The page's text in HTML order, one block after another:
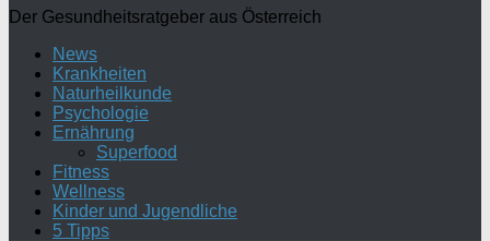
Der Gesundheitsratgeber aus Österreich
News
Krankheiten
Naturheilkunde
Psychologie
Ernährung
Superfood
Fitness
Wellness
Kinder und Jugendliche
5 Tipps